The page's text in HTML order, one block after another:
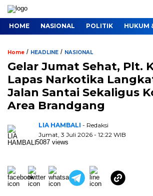
HOME NASIONAL POLITIK HUKUM
Home / HEADLINE / NASIONAL
Gelar Jumat Sehat, Plt.
Lapas Narkotika
Jalan Santai Sekaligus
Area Brandgang
LIA HAMBALI - Redaksi
Jumat, 3 Juli 2026 - 12:22 WIB
5087 views